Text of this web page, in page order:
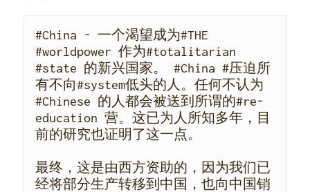
#China - 一个渴望成为#THE
#worldpower 作为#totalitarian
#state 的新兴国家。 #China #压迫所
有不向#system低头的人。任何不认为
#Chinese 的人都会被送到所谓的#re-
education 营。这已为人所知多年，目
前的研究也证明了这一点。
最终，这是由西方资助的，因为我们已
经将部分生产转移到中国，也向中国销